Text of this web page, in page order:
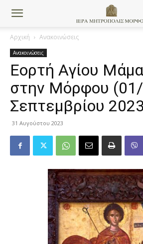
Αρχική Ανακοινώσεις
Ανακοινώσεις
Εορτή Αγίου
στην Μόρφου
Σεπτεμβρίου
31 Αυγούστου 2023